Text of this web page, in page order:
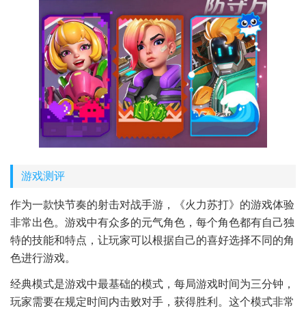
游戏测评
作为一款快节奏的射击对战手游，《火力苏打》的游戏体验
非常出色。游戏中有众多的元气角色，每个角色都有自己独
特的技能和特点，让玩家可以根据自己的喜好选择不同的角
色进行游戏。
经典模式是游戏中最基础的模式，每局游戏时间为三分钟，
玩家需要在规定时间内击败对手，获得胜利。这个模式非常